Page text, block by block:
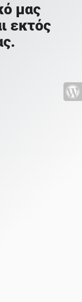
μας
εκτός